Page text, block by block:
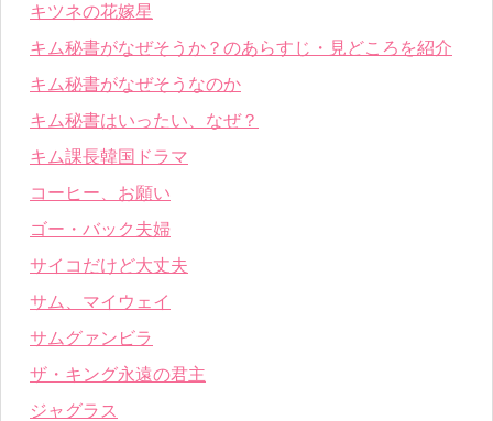
キツネの花嫁星
キム秘書がなぜそうか？のあらすじ・見どころを紹介
キム秘書がなぜそうなのか
キム秘書はいったい、なぜ？
キム課長韓国ドラマ
コーヒー、お願い
ゴー・バック夫婦
サイコだけど大丈夫
サム、マイウェイ
サムグァンビラ
ザ・キング永遠の君主
ジャグラス